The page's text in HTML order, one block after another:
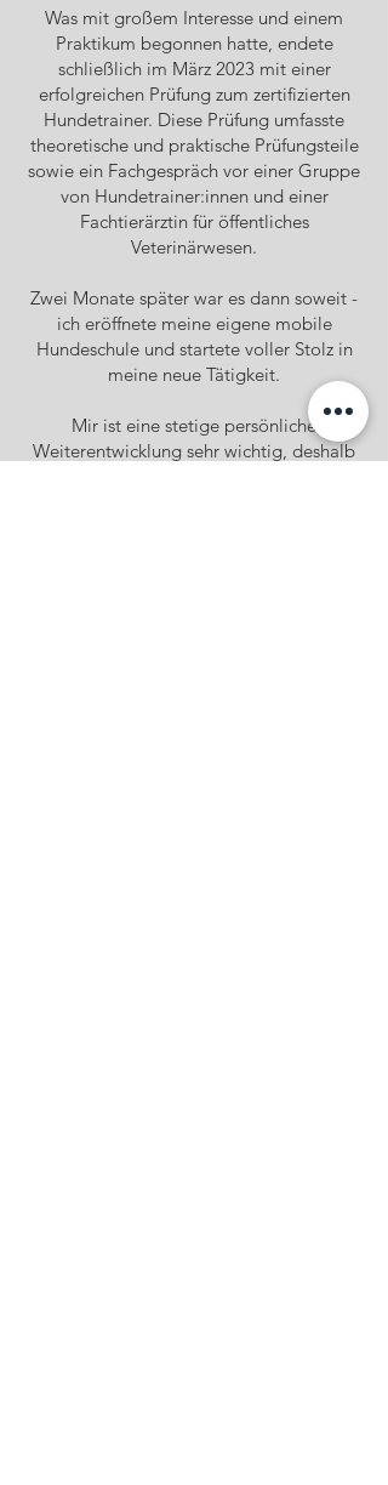
Was mit großem Interesse und einem
Praktikum begonnen hatte, endete
schließlich im März 2023 mit einer
erfolgreichen Prüfung zum zertifizierten
Hundetrainer. Diese Prüfung umfasste
theoretische und praktische Prüfungsteile
sowie ein Fachgespräch vor einer Gruppe
von Hundetrainer:innen und einer
Fachtierärztin für öffentliches
Veterinärwesen.
Zwei Monate später war es dann soweit -
ich eröffnete meine eigene mobile
Hundeschule und startete voller Stolz in
meine neue Tätigkeit.
Mir ist eine stetige persönliche
Weiterentwicklung sehr wichtig, deshalb